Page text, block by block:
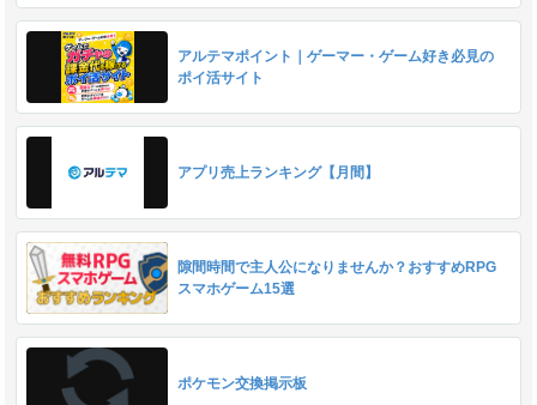
アルテマポイント｜ゲーマー・ゲーム好き必見の
ポイ活サイト
アプリ売上ランキング【月間】
隙間時間で主人公になりませんか？おすすめRPG
スマホゲーム15選
ポケモン交換掲示板